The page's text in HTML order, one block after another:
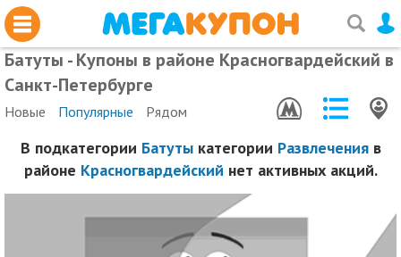
Батуты - Купоны в районе Красногвардейский в
Санкт-Петербурге
Новые Популярные Рядом
В подкатегории Батутыкатегории Развлеченияв
районе Красногвардейский нет активных акций.